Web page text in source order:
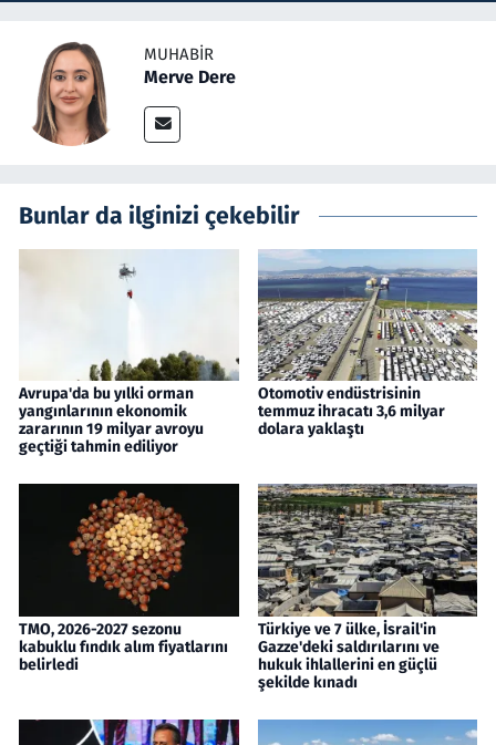
MUHABIR
Merve Dere
Bunlar da ilginizi çekebilir
Avrupa'da bu yılki orman
yangınlarının ekonomik
zararının 19 milyar avroyu
geçtiği tahmin ediliyor
Otomotiv endüstrisinin
temmuz ihracatı 3,6 milyar
dolara yaklaştı
TMO, 2026-2027 sezonu
kabuklu fındık alım fiyatlarını
belirledi
Türkiye ve 7 ülke, İsrail'in
Gazze'deki saldırılarını ve
hukuk ihlallerini en güçlü
şekilde kınadı